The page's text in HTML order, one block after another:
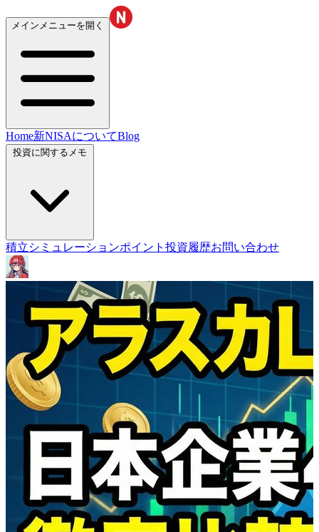
メインメニューを開く
Home新NISAについてBlog
積立シミュレーションポイント投資履歴お問い合わせ